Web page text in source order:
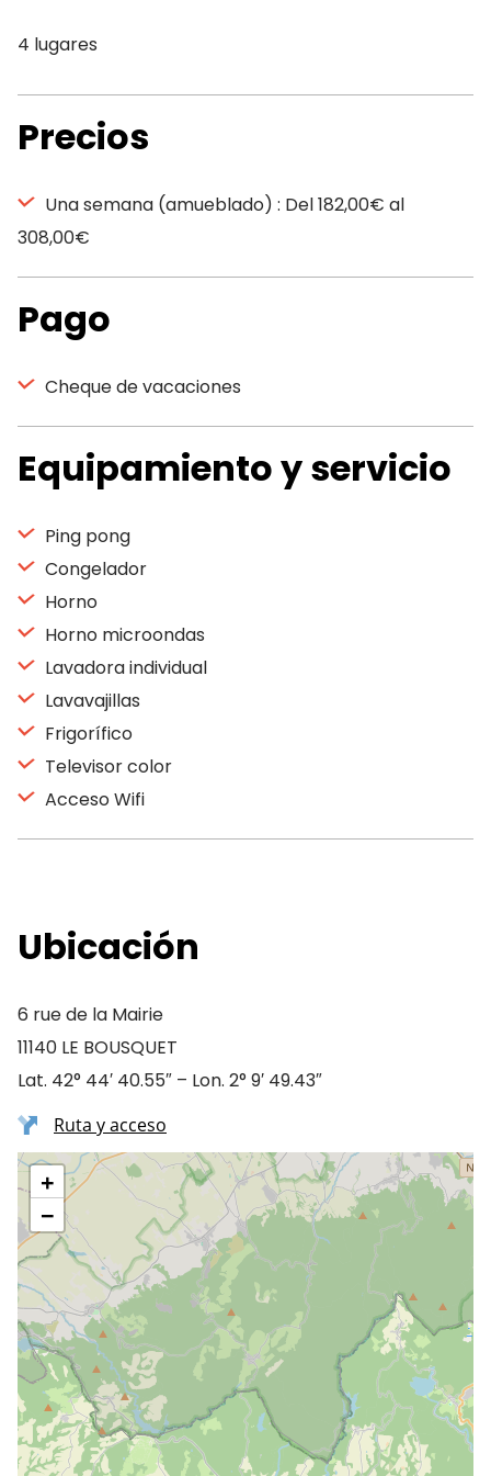
4 lugares
Precios
Una semana (amueblado) : Del 182,00€ al
308,00€
Pago
Cheque de vacaciones
Equipamiento y servicio
Ping pong
Congelador
Horno
Horno microondas
Lavadora individual
Lavavajillas
Frigorífico
Televisor color
Acceso Wifi
Ubicación
6 rue de la Mairie
11140 LE BOUSQUET
Lat. 42° 44′ 40.55″ – Lon. 2° 9′ 49.43″
Ruta y acceso
+
−